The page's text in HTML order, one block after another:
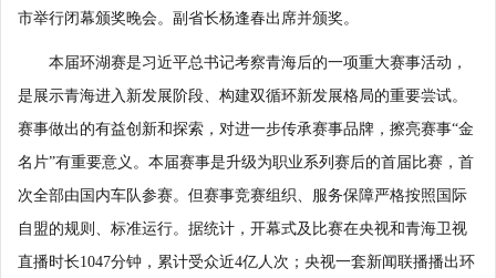
市举行闭幕颁奖晚会。副省长杨逢春出席并颁奖。
本届环湖赛是习近平总书记考察青海后的一项重大赛事活动，
是展示青海进入新发展阶段、构建双循环新发展格局的重要尝试。
赛事做出的有益创新和探索，对进一步传承赛事品牌，擦亮赛事“金
名片”有重要意义。本届赛事是升级为职业系列赛后的首届比赛，首
次全部由国内车队参赛。但赛事竞赛组织、服务保障严格按照国际
自盟的规则、标准运行。据统计，开幕式及比赛在央视和青海卫视
直播时长1047分钟，累计受众近4亿人次；央视一套新闻联播播出环